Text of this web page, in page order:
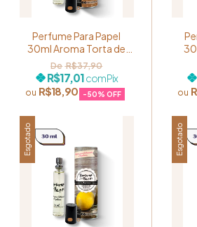
Perfume Para Papel
30ml Aroma Torta de
Maçã
R$18,90 -50% OFF
R$37,90
R$17,01comPix
Esgotado Esgotado